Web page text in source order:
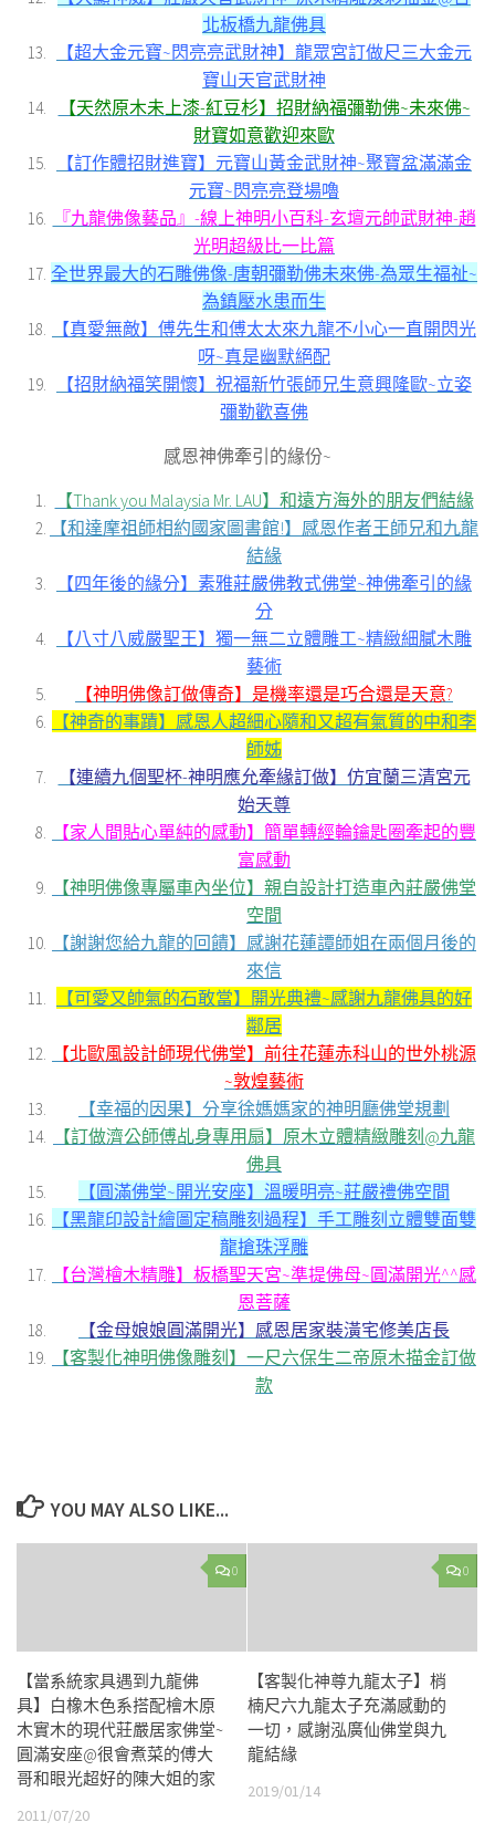
北板橋九龍佛具
【超大金元寶~閃亮亮武財神】龍眾宮訂做尺三大金元
寶山天官武財神
【天然原木未上漆-紅豆杉】招財納福彌勒佛~未來佛~
財寶如意歡迎來歐
【訂作體招財進寶】元寶山黃金武財神~聚寶盆滿滿金
元寶~閃亮亮登場嚕
『九龍佛像藝品』-線上神明小百科-玄壇元帥武財神-趙
光明超級比一比篇
全世界最大的石雕佛像-唐朝彌勒佛未來佛-為眾生福祉~
為鎮壓水患而生
【真愛無敵】傅先生和傅太太來九龍不小心一直開閃光
呀~真是幽默絕配
【招財納福笑開懷】祝福新竹張師兄生意興隆歐~立姿
彌勒歡喜佛
感恩神佛牽引的緣份~
【Thank you Malaysia Mr. LAU】和遠方海外的朋友們結緣
【和達摩祖師相約國家圖書館!】感恩作者王師兄和九龍
結緣
【四年後的緣分】素雅莊嚴佛教式佛堂~神佛牽引的緣
分
【八寸八威嚴聖王】獨一無二立體雕工~精緻細膩木雕
藝術
【神明佛像訂做傳奇】是機率還是巧合還是天意?
【神奇的事蹟】感恩人超細心隨和又超有氣質的中和李
師姊
【連續九個聖杯-神明應允牽緣訂做】仿宜蘭三清宮元
始天尊
【家人間貼心單純的感動】簡單轉經輪鑰匙圈牽起的豐
富感動
【神明佛像專屬車內坐位】親自設計打造車內莊嚴佛堂
空間
【謝謝您給九龍的回饋】感謝花蓮譚師姐在兩個月後的
來信
【可愛又帥氣的石敢當】開光典禮~感謝九龍佛具的好
鄰居
【北歐風設計師現代佛堂】前往花蓮赤科山的世外桃源
~敦煌藝術
【幸福的因果】分享徐媽媽家的神明廳佛堂規劃
【訂做濟公師傅乩身專用扇】原木立體精緻雕刻@九龍
佛具
【圓滿佛堂~開光安座】溫暖明亮~莊嚴禮佛空間
【黑龍印設計繪圖定稿雕刻過程】手工雕刻立體雙面雙
龍搶珠浮雕
【台灣檜木精雕】板橋聖天宮~準提佛母~圓滿開光^^感
恩菩薩
【金母娘娘圓滿開光】感恩居家裝潢宅修美店長
【客製化神明佛像雕刻】一尺六保生二帝原木描金訂做
款
YOU MAY ALSO LIKE...
0
【當系統家具遇到九龍佛
具】白橡木色系搭配檜木原
木實木的現代莊嚴居家佛堂~
圓滿安座@很會煮菜的傅大
哥和眼光超好的陳大姐的家
2011/07/20
0
【客製化神尊九龍太子】梢
楠尺六九龍太子充滿感動的
一切，感謝泓廣仙佛堂與九
龍結緣
2019/01/14